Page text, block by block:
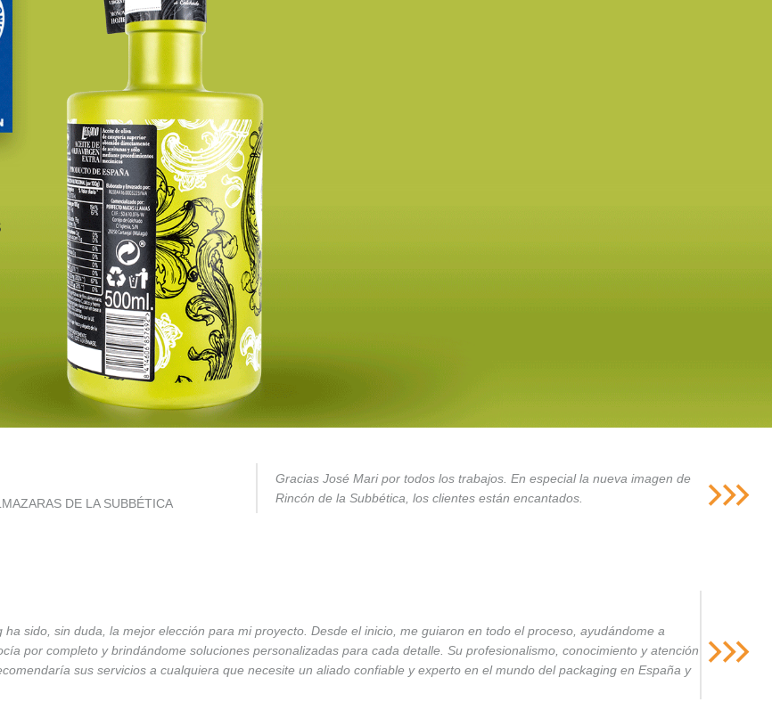
DE LA SUBBÉTICA
Gracias José Mari por todos los trabajos. En especial la nueva imagen de
Rincón de la Subbética, los clientes están encantados.
sido, sin duda, la mejor elección para mi proyecto. Desde el inicio, me guiaron en todo el proceso, ayudándome a
por completo y brindándome soluciones personalizadas para cada detalle. Su profesionalismo, conocimiento y atención
sus servicios a cualquiera que necesite un aliado confiable y experto en el mundo del packaging en España y